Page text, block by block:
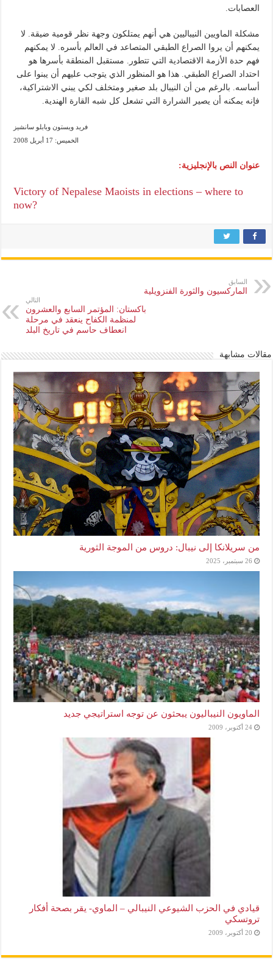
العصابات.
مشكلة الماويين النيباليين هي أنهم يمتلكون وجهة نظر قومية ضيقة. لا
يمكنهم أن يروا الصراع الطبقي المتصاعد في العالم بأسره. لا يمكنهم
فهم حدة الأزمة الاقتصادية التي تتطور. مستقبل المنطقة بأسرها هو
احتداد الصراع الطبقي. هذا هو المنظور الذي يتوجب عليهم أن يبنوا على
أساسه. بالرغم من أن النيبال بلد صغير ومتخلف لكي يبني الاشتراكية،
فإنه يمكنه أن يصير الشرارة التي تشعل كل شبه القارة الهندية.
فريد ويستون وبابلو سانشيز
الخميس: 17 أبريل 2008
عنوان النص بالإنجليزية:
Victory of Nepalese Maoists in elections – where to
now?
السابق
الماركسيون والثورة الفنزويلية
التالي
باكستان: المؤتمر السابع والعشرون
لمنظمة الكفاح ينعقد في مرحلة
انعطاف حاسم في تاريخ البلد
مقالات مشابهة
من سريلانكا إلى نيبال: دروس من الموجة الثورية
26 سبتمبر، 2025
الماويون النيباليون يبحثون عن توجه استراتيجي جديد
24 أكتوبر، 2009
قيادي في الحزب الشيوعي النيبالي – الماوي- يقر بصحة أفكار
تروتسكي
20 أكتوبر، 2009